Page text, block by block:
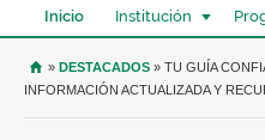
Inicio Institución
USTED SE
» DESTACADOS » TU GUÍA
INFORMACIÓN ACTUALIZADA Y